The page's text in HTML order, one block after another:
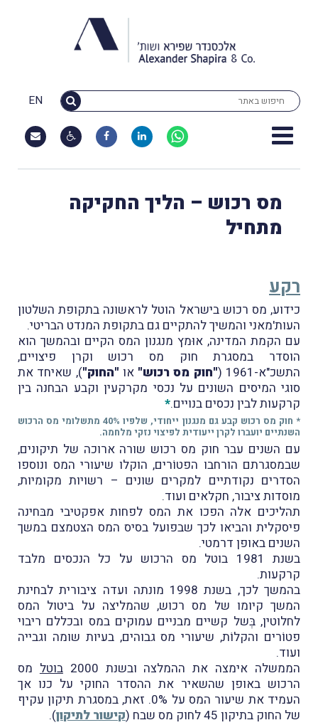
EN
מס רכוש – הליך החקיקה
מתחיל
רקע
כידוע, מס רכוש בישראל הוטל לראשונה בתקופת השלטון
העות'מאני והמשיך להתקיים גם בתקופת המנדט הבריטי.
עם הקמת המדינה, אוּמץ מנגנון המס הקיים ובהמשך הוא
הוסדר במסגרת חוק מס רכוש וקרן פיצויים,
התשכ"א-1961 (
"חוק מס רכוש" או "החוק"), שאיחד את
סוגי המיסים השונים על נכסי מקרקעין וקבע הבחנה בין
קרקעות לבין נכסים בנויים.*
* חוק מס רכוש קבע גם מנגנון ייחודי, שלפיו 40% מתשלומי מס הרכוש
השנתיים יועברו לקרן ייעודית לפיצוי נזקי מלחמה.
עם השנים עבר חוק מס רכוש שורה ארוכה של תיקונים,
שבמסגרתם הורחבו הפטוֹרים, הוקלו שיעורי המס ונוספו
הסדרים נקודתיים למקרים שונים – רשויות מקומיות,
מוסדות ציבור, חקלאים ועוד.
תהליכים אלה הפכו את המס לפחות אפקטיבי מבּחינה
פיסקלית והביאו לכך שבפועל בסיס המס הצטמצם במשך
השנים באופן דרמטי.
בשנת 1981 בוטל מס הרכוש על כל הנכסים מלבד
קרקעות.
בהמשך לכך, בשנת 1998 מונתה ועדה ציבורית לבחינת
המשך קיומו של מס רכוש, שהמליצה על ביטול המס
לחלוטין, בְּשל קשיים מבניים עמוקים במס ובכללם ריבוי
פטוֹרים והקלוֹת, שיעורי מס גבוהים, בעיות שומה וגבייה
ועוד.
הממשלה אימצה את ההמלצה ובשנת 2000
בוטל מס
הרכוש באופן שהשאיר את ההסדר החוקי על כנו אך
העמיד את שיעור המס על 0%. זאת, במסגרת תיקון עקיף
של החוק בתיקון 45 לחוק מס שבח (
קישור לתיקון).